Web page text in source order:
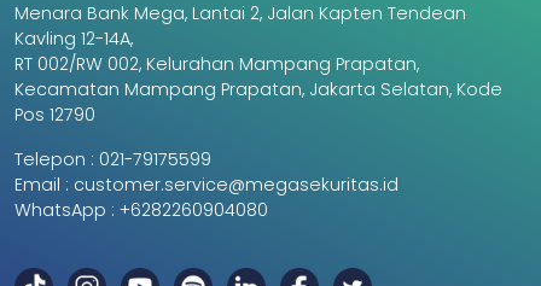
Menara Bank Mega, Lantai 2, Jalan Kapten Tendean
Kavling 12-14A,
RT 002/RW 002, Kelurahan Mampang Prapatan,
Kecamatan Mampang Prapatan, Jakarta Selatan, Kode
Pos 12790
Telepon : 021-79175599
Email : customer.service@megasekuritas.id
WhatsApp : +6282260904080